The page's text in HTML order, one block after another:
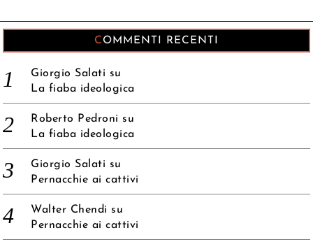
COMMENTI RECENTI
Giorgio Salati su
La fiaba ideologica
Roberto Pedroni su
La fiaba ideologica
Giorgio Salati su
Pernacchie ai cattivi
Walter Chendi su
Pernacchie ai cattivi